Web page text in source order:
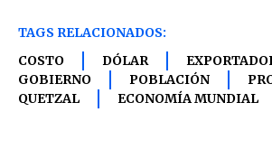
TAGS RELACIONADOS:
COSTO
DÓLAR
GOBIERNO
POBLACIÓN
QUETZAL
ECONOMÍA MUNDIAL